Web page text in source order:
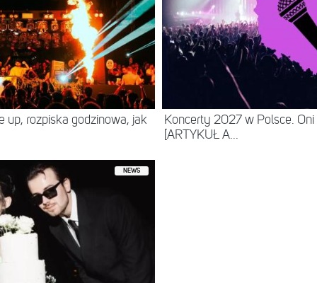
up, rozpiska godzinowa, jak
Koncerty 2027 w Polsce.
[ARTYKUŁ A...
NEWS